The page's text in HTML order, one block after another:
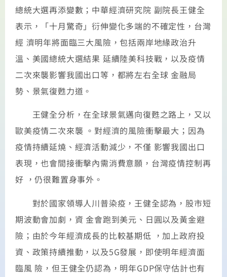
總統大選再添變數；中華經濟研究院 副院長王健全
表示，「十月驚奇」衍伸變化多端的不確定性，台灣
經 濟明年將面臨三大風險，包括兩岸地緣政治升
溫、美國總統大選結果 延續陸美科技戰，以及疫情
二次來襲影響我國出口等，都將左右全球 金融局
勢、景氣復甦力道。
王健全分析，在全球景氣邁向復甦之路上，又以
歐美疫情二次來襲 。對經濟的風險衝擊最大；因為
疫情持續延燒、經濟活動減少，不僅 影響我國出口
表現，也會間接衝擊內需消費意願，台灣疫情控制再
好 ，仍很難置身事外。
對於國家領導人川普染疫，王健全認為，股市短
期波動會加劇，資 金會跑到美元、日圓以及黃金避
險；由於今年經濟成長的比較基期低 ，加上政府投
資、政策持續推動，以及5G發展，即使明年經濟面
臨風 險，但王健全仍認為，明年GDP保守估計也有